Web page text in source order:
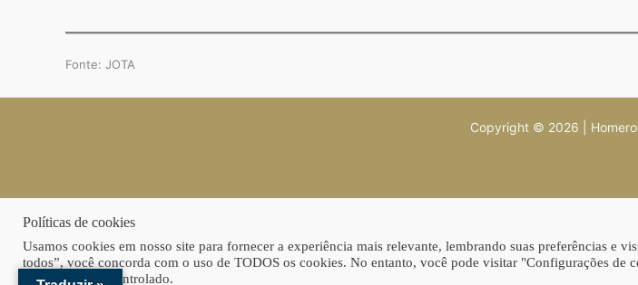
Fonte: JOTA
Copyright © 2026 |
Políticas de cookies
Usamos cookies em nosso site para fornecer a experiência mais relevante, lembrando suas preferências e
todos”, você concorda com o uso de TODOS os cookies. No entanto, você pode visitar "Configurações de
consentimento controlado.